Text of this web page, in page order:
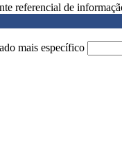
referencial de
mais específico